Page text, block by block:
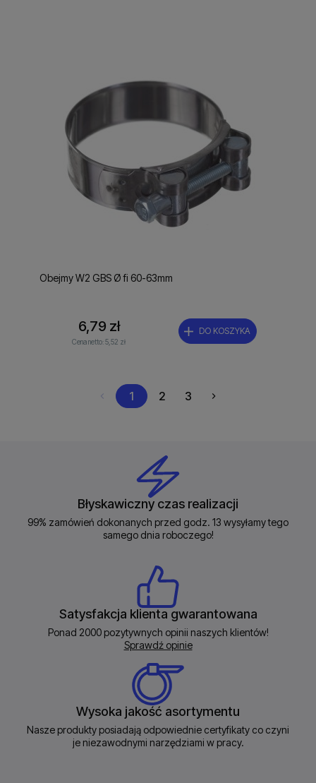
Obejmy W2 GBS Ø fi 60-63mm
6,79 zł
Cena netto:5,52 zł
DO KOSZYKA
1 2 3
Błyskawiczny czas realizacji
99% zamówień dokonanych przed godz. 13 wysyłamy tego
samego dnia roboczego!
Satysfakcja klienta gwarantowana
Ponad 2000 pozytywnych opinii naszych klientów!
Sprawdź opinie
Wysoka jakość asortymentu
Nasze produkty posiadają odpowiednie certyfikaty co czyni
je niezawodnymi narzędziami w pracy.